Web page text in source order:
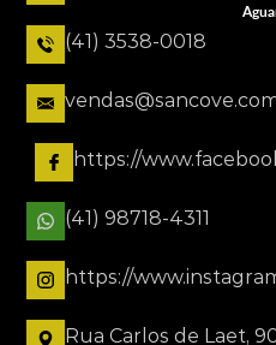
(41) 3538-0018
https://
(41) 98718-4311
https://
Rua Carlos de Laet,